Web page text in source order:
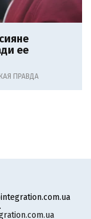
ее
ПРАВДА